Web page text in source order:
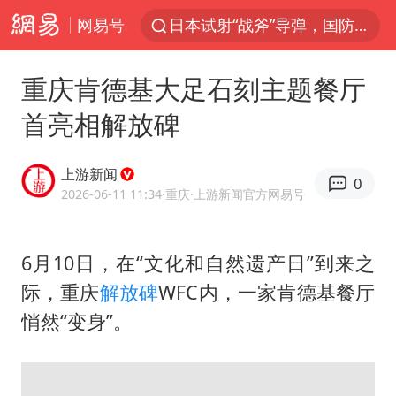
网易号
曝韩国足协为外籍裁判员安排色情招待
四川宜宾市高县4.9级地震致1人死亡
向鹏0-3不敌张本智和
我国外贸延续良好增长态势
陈幸同晋级WTT横滨冠军赛8强
广东雷州通报特教老师招聘违规事件
宇树科技中一签需缴款7.54万元
重庆肯德基大足石刻主题餐厅
首亮相解放碑
上游新闻
2026-06-11 11:34·重庆·上游新闻官方网易号
0
6月10日，在“文化和自然遗产日”到来之
际，重庆解放碑WFC内，一家肯德基餐厅
悄然“变身”。